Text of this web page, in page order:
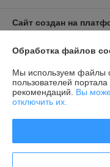
Сайт создан на
Индивидуальный
предприниматель
г. Минск, ул. Козлова, д. 29а
Регистрационный номер
Регистрационный орган:
Обработка файлов
Мы используем файлы
пользователей
рекомендаций. Вы
отключить их.